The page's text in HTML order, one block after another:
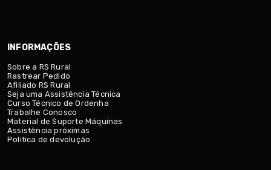
INFORMAÇÕES
Sobre a RS Rural
Rastrear Pedido
Afiliado RS Rural
Seja uma Assistência Técnica
Curso Técnico de Ordenha
Trabalhe Conosco
Material de Suporte Máquinas
Assistência próximas
Politica de devolução